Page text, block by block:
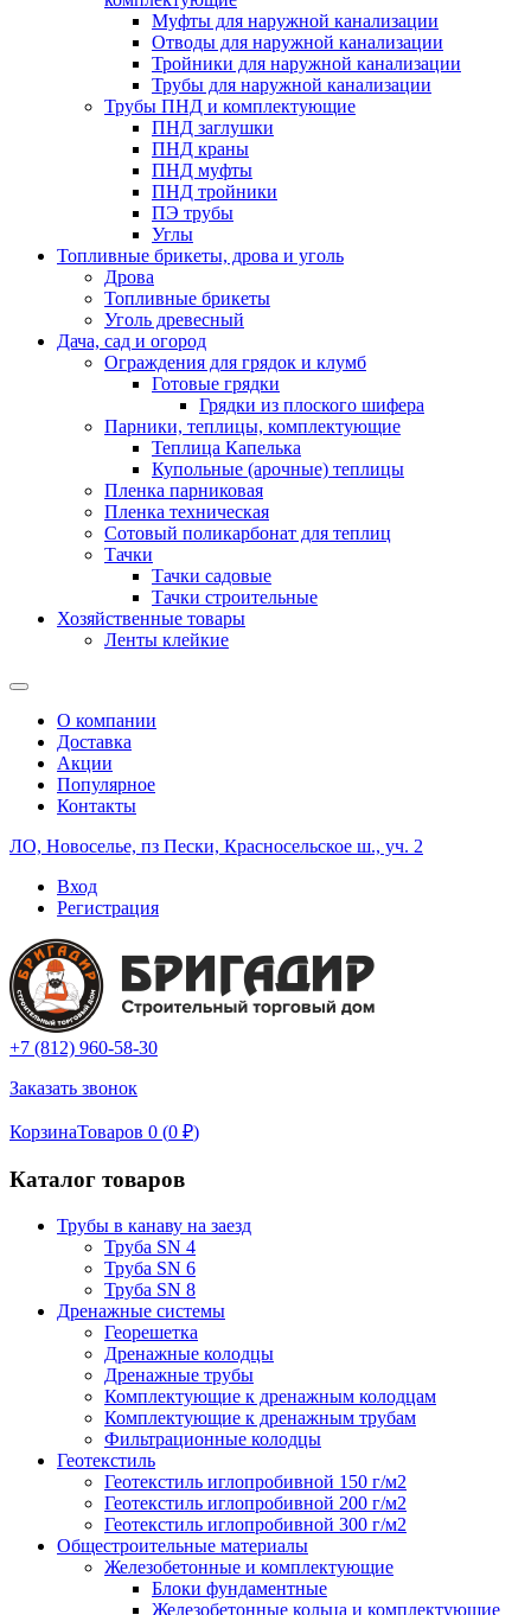
Муфты для наружной канализации
Отводы для наружной канализации
Тройники для наружной канализации
Трубы для наружной канализации
Трубы ПНД и комплектующие
ПНД заглушки
ПНД краны
ПНД муфты
ПНД тройники
ПЭ трубы
Углы
Топливные брикеты, дрова и уголь
Дрова
Топливные брикеты
Уголь древесный
Дача, сад и огород
Ограждения для грядок и клумб
Готовые грядки
Грядки из плоского шифера
Парники, теплицы, комплектующие
Теплица Капелька
Купольные (арочные) теплицы
Пленка парниковая
Пленка техническая
Сотовый поликарбонат для теплиц
Тачки
Тачки садовые
Тачки строительные
Хозяйственные товары
Ленты клейкие
О компании
Доставка
Акции
Популярное
Контакты
ЛО, Новоселье, пз Пески, Красносельское ш., уч. 2
Вход
Регистрация
+7 (812) 960-58-30
Заказать звонок
КорзинаТоваров 0 (0 ₽)
Каталог товаров
Трубы в канаву на заезд
Труба SN 4
Труба SN 6
Труба SN 8
Дренажные системы
Георешетка
Дренажные колодцы
Дренажные трубы
Комплектующие к дренажным колодцам
Комплектующие к дренажным трубам
Фильтрационные колодцы
Геотекстиль
Геотекстиль иглопробивной 150 г/м2
Геотекстиль иглопробивной 200 г/м2
Геотекстиль иглопробивной 300 г/м2
Общестроительные материалы
Железобетонные и комплектующие
Блоки фундаментные
Железобетонные кольца и комплектующие